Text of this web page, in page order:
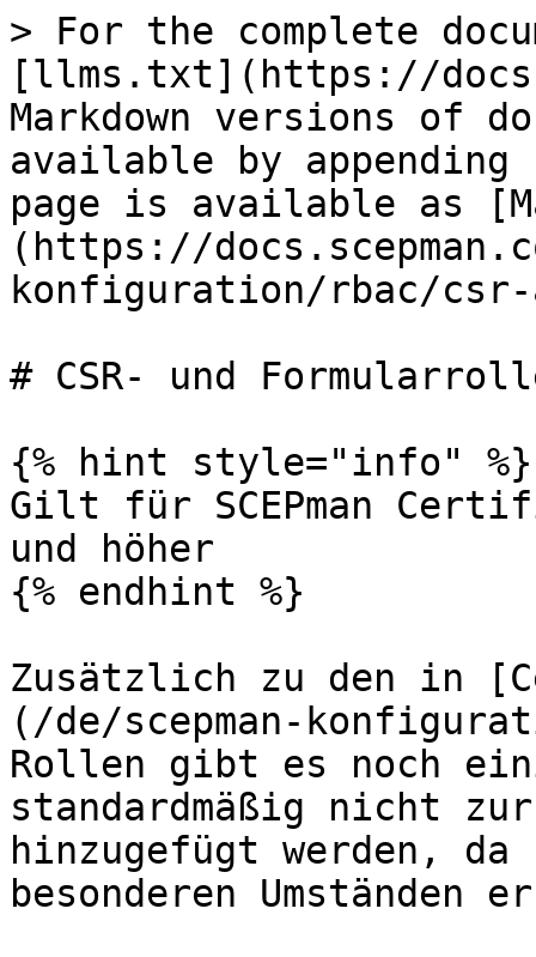
> For the complete
[llms.txt](https://
Markdown versions of
available by
page is available as
(https://
konfiguration/rbac/
# CSR- und
{% hint style="info" %}
Gilt für SCEPman
und höher
{% endhint %}
Zusätzlich zu den in
(/de/scepman-
Rollen gibt es noch
standardmäßig nicht zur
hinzugefügt werden,
besonderen